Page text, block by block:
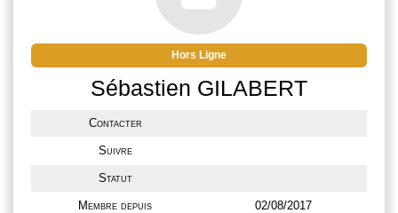
Hors Ligne
Sébastien GILABERT
Contacter
Suivre
Statut
Membre depuis 02/08/2017